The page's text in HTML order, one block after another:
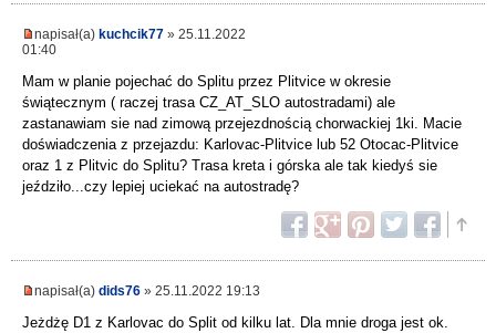
napisał(a) kuchcik77 » 25.11.2022
01:40
Mam w planie pojechać do Splitu przez Plitvice w okresie
świątecznym ( raczej trasa CZ_AT_SLO autostradami) ale
zastanawiam sie nad zimową przejezdnością chorwackiej 1ki. Macie
doświadczenia z przejazdu: Karlovac-Plitvice lub 52 Otocac-Plitvice
oraz 1 z Plitvic do Splitu? Trasa kreta i górska ale tak kiedyś sie
jeździło...czy lepiej uciekać na autostradę?
napisał(a) dids76 » 25.11.2022 19:13
Jeżdżę D1 z Karlovac do Split od kilku lat. Dla mnie droga jest ok.